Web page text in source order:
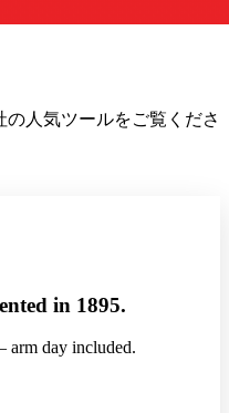
人気ツールをご覧くださ
in 1895.
arm day included.